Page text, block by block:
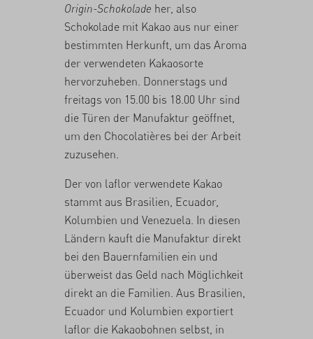
Origin-Schokolade her, also
Schokolade mit Kakao aus nur einer
bestimmten Herkunft, um das Aroma
der verwendeten Kakaosorte
hervorzuheben. Donnerstags und
freitags von 15.00 bis 18.00 Uhr sind
die Türen der Manufaktur geöffnet,
um den Chocolatières bei der Arbeit
zuzusehen.
Der von laflor verwendete Kakao
stammt aus Brasilien, Ecuador,
Kolumbien und Venezuela. In diesen
Ländern kauft die Manufaktur direkt
bei den Bauernfamilien ein und
überweist das Geld nach Möglichkeit
direkt an die Familien. Aus Brasilien,
Ecuador und Kolumbien exportiert
laflor die Kakaobohnen selbst, in